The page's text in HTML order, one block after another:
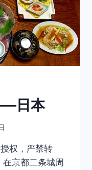
日本
权，严禁转
京都二条城周